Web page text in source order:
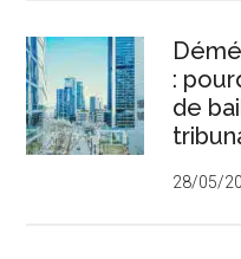
:
de
28/05/